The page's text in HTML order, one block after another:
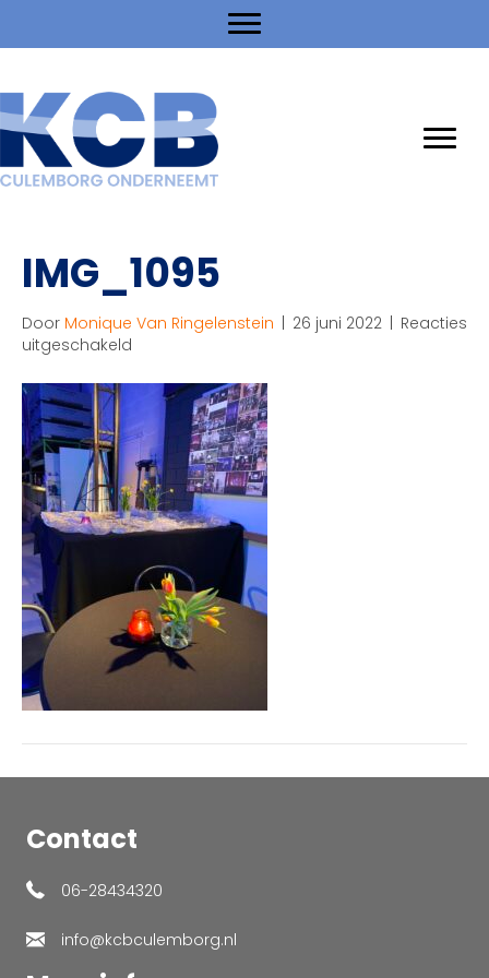
IMG_1095
Door Monique Van Ringelenstein | 26 juni 2022 | Reacties
uitgeschakeld
Contact
06-28434320
info@kcbculemborg.nl